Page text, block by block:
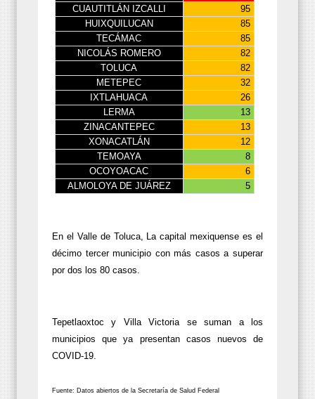
CUAUTITLÁN IZCALLI
95
HUIXQUILUCAN
85
TECÁMAC
85
NICOLÁS ROMERO
82
TOLUCA
82
METEPEC
32
IXTLAHUACA
26
LERMA
13
ZINACANTEPEC
13
XONACATLÁN
12
TEMOAYA
8
OCOYOACAC
6
ALMOLOYA DE JUÁREZ
5
En el Valle de Toluca, La capital mexiquense es el
décimo tercer municipio con más casos a superar
por dos los 80 casos.
Tepetlaoxtoc y Villa Victoria se suman a los
municipios que ya presentan casos nuevos de
COVID-19.
Fuente: Datos abiertos de la Secretaría de Salud Federal